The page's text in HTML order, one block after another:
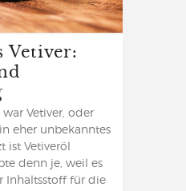
Vetiver:
Vetiver, oder
eher unbekanntes
ist Vetiveröl
denn je, weil es
Inhaltsstoff für die